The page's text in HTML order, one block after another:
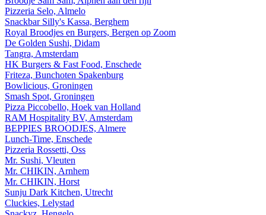
Pizzeria Selo, Almelo
Snackbar Silly's Kassa, Berghem
Royal Broodjes en Burgers, Bergen op Zoom
De Golden Sushi, Didam
Tangra, Amsterdam
HK Burgers & Fast Food, Enschede
Friteza, Bunchoten Spakenburg
Bowlicious, Groningen
Smash Spot, Groningen
Pizza Piccobello, Hoek van Holland
RAM Hospitality BV, Amsterdam
BEPPIES BROODJES, Almere
Lunch-Time, Enschede
Pizzeria Rossetti, Oss
Mr. Sushi, Vleuten
Mr. CHIKIN, Arnhem
Mr. CHIKIN, Horst
Sunju Dark Kitchen, Utrecht
Cluckies, Lelystad